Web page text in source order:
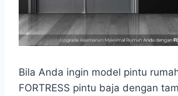
Bila Anda ingin model pintu
FORTRESS pintu baja dengan